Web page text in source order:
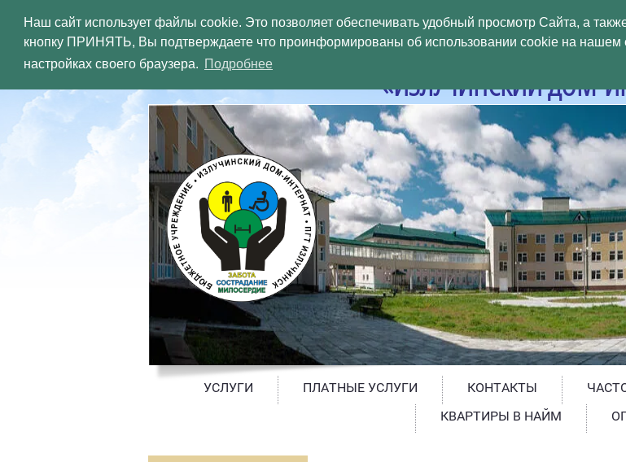
Наш сайт использует файлы cookie. Это позволяет обеспечивать удобный просмотр Сайта, а
кнопку ПРИНЯТЬ, Вы подтверждаете что проинформированы об использовании cookie на нашем
настройках своего браузера. Подробнее
БЮДЖЕТНОЕ
ХАНТЫ-МАНСИЙСКОГО
«ИЗЛУЧИНСКИЙ ДОМ-
УСЛУГИ ПЛАТНЫЕ УСЛУГИ КОНТАКТЫ
КВАРТИРЫ В НАЙМ